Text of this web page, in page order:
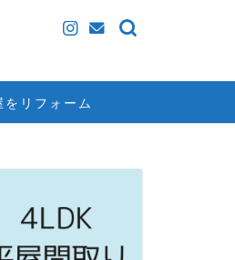
をリフォーム